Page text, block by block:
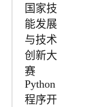
国家技
能发展
与技术
创新大
赛
Python
程序开